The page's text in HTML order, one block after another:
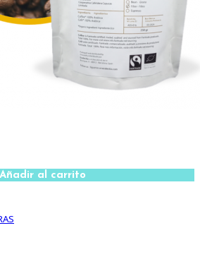
Añadir al carrito